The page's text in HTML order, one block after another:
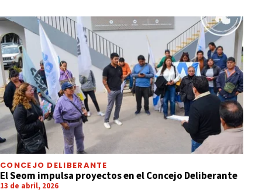
CONCEJO DELIBERANTE
El Seom impulsa proyectos en el Concejo Deliberante
13 de abril, 2026